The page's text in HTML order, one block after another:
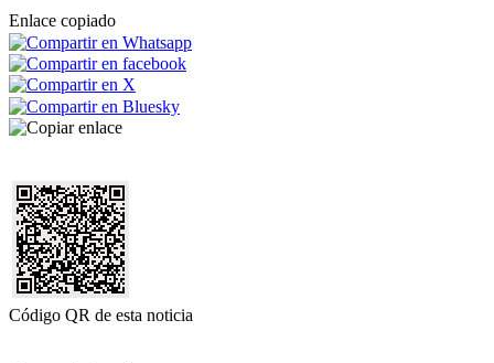
Enlace copiado
Código QR de esta noticia